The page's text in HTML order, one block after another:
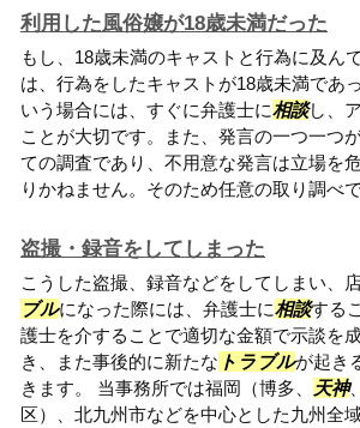
利用した風俗嬢が18歳未満だった
もし、18歳未満のキャストと行為に及ん
は、行為をしたキャストが18歳未満であ
いう場合には、すぐに弁護士に相談し、
ことが大切です。また、発言の一つ一つ
ての調査であり、不用意な発言は立場を
りかねません。そのため任意の取り調べ
盗撮・録音をしてしまった
こうした盗撮、録音などをしてしまい、
ブルになった際には、弁護士に相談する
護士を介することで適切な金額で示談を
き、また事後的に新たな トラブルが起き
きます。 当事務所では福岡（博多、
天神
区）、北九州市などを中心とした九州全